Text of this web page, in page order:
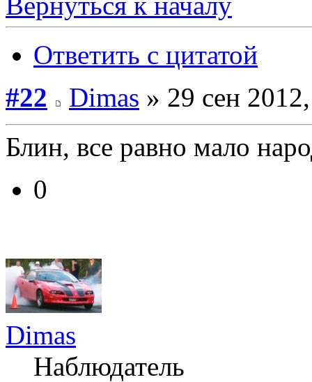
Ответить с цитатой
#22
Dimas » 29 сен
Блин, все равно мало
0
Dimas
Наблюдатель